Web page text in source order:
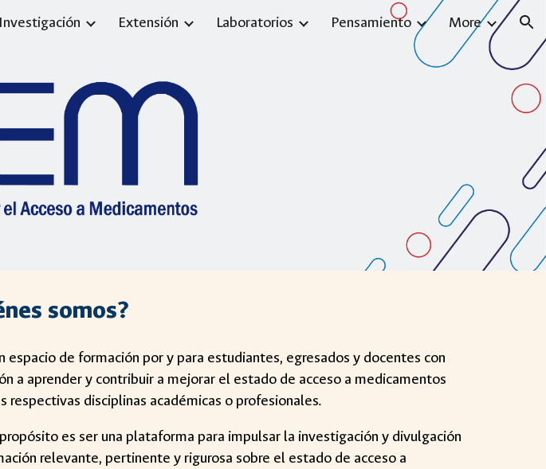
Skip to navigation
Investigación Extensión Laboratorios Pensamiento More
somos?
espacio de formación por y para estudiantes, egresados y docentes con
a aprender y contribuir a mejorar el estado de acceso a medicamentos
respectivas disciplinas académicas o profesionales.
es ser una plataforma para impulsar la investigación y divulgación
relevante, pertinente y rigurosa sobre el estado de acceso a